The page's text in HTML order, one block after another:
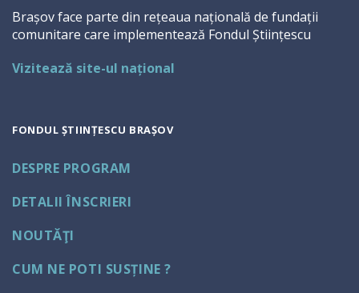
Brașov face parte din rețeaua națională de fundații
comunitare care implementează Fondul Științescu
Vizitează site-ul național
FONDUL ȘTIINȚESCU BRAȘOV
DESPRE PROGRAM
DETALII ÎNSCRIERI
NOUTĂŢI
CUM NE POTI SUSȚINE ?